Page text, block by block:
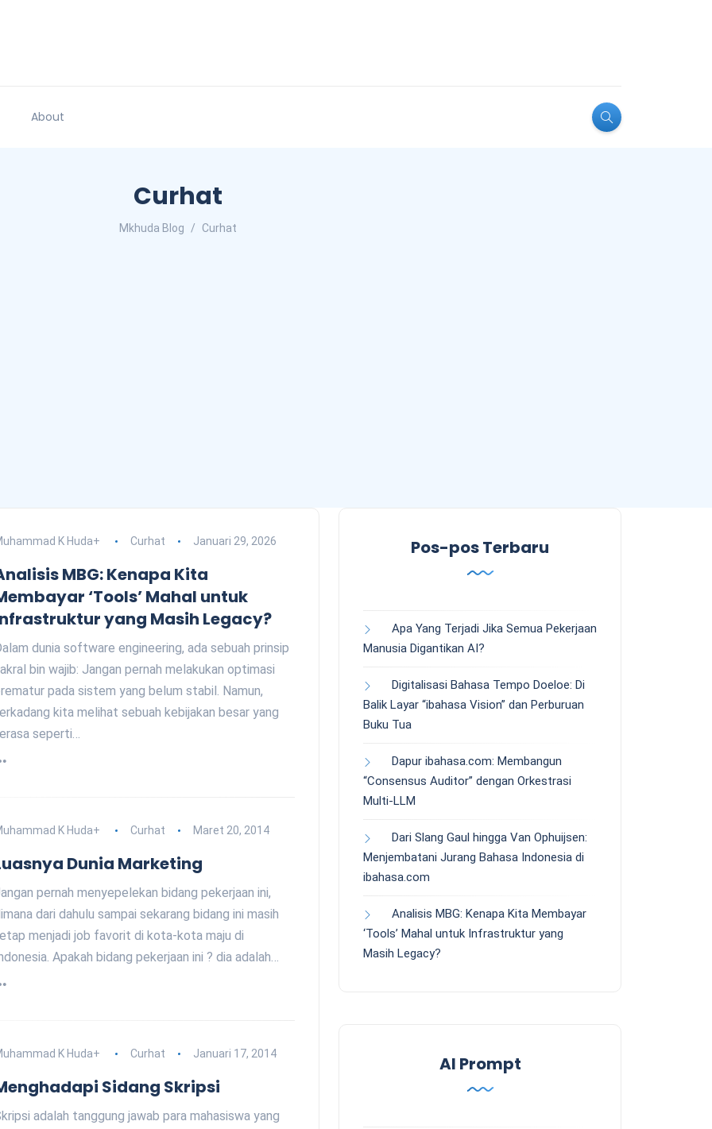
About
Curhat
Mkhuda Blog Curhat
K Huda+ Curhat Januari 29, 2026
MBG: Kenapa Kita
‘Tools’ Mahal untuk
yang Masih Legacy?
dunia software engineering, ada sebuah prinsip
bin wajib: Jangan pernah melakukan optimasi
pada sistem yang belum stabil. Namun,
kita melihat sebuah kebijakan besar yang
seperti…
K Huda+ Curhat Maret 20, 2014
Dunia Marketing
pernah menyepelekan bidang pekerjaan ini,
dari dahulu sampai sekarang bidang ini masih
menjadi job favorit di kota-kota maju di
Apakah bidang pekerjaan ini ? dia adalah…
K Huda+ Curhat Januari 17, 2014
Sidang Skripsi
adalah tanggung jawab para mahasiswa yang
Pos-pos Terbaru
Apa Yang Terjadi Jika Semua Pekerjaan
Manusia Digantikan AI?
Digitalisasi Bahasa Tempo Doeloe: Di
Balik Layar “ibahasa Vision” dan Perburuan
Buku Tua
Dapur ibahasa.com: Membangun
“Consensus Auditor” dengan Orkestrasi
Multi-LLM
Dari Slang Gaul hingga Van Ophuijsen:
Menjembatani Jurang Bahasa Indonesia di
ibahasa.com
Analisis MBG: Kenapa Kita Membayar
‘Tools’ Mahal untuk Infrastruktur yang
Masih Legacy?
AI Prompt